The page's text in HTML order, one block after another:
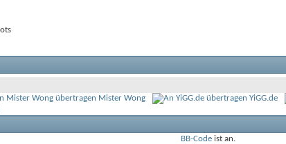
Mister Wong YiGG.de
BB-Codeist an.